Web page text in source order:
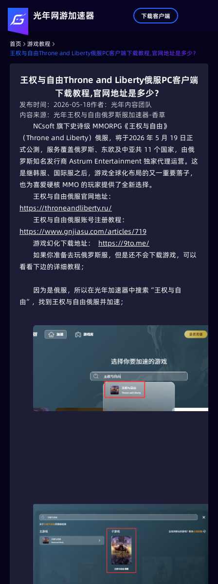
光年网游加速器 下载客户端
首页
游戏教程
王权与自由Throne and Liberty俄服PC客户端下载教程,官网地址是多少？
王权与自由Throne and Liberty俄服PC客户端
下载教程,官网地址是多少？
发布时间：2026-05-18作者：光年内容团队
内容来源：光年王权与自由俄罗斯服加速器-香草
NCsoft 旗下史诗级 MMORPG《王权与自由》
（Throne and Liberty）俄服，将于2026 年 5 月 19 日正
式公测，服务覆盖俄罗斯、东欧及中亚共 11 个国家，由俄
罗斯知名发行商 Astrum Entertainment 独家代理运营。这
是继韩服、国际服之后，游戏全球化布局的又一重要落子，
也为喜爱硬核 MMO 的玩家提供了全新选择。
https://throneandliberty.ru/
https://www.gnjiasu.com/articles/719
游戏幻化下载地址： https://9to.me/
如果你准备去玩俄罗斯服，但是还不会下载游戏，可以
看看下边的详细教程；
因为是俄服，所以在光年加速器中搜索“王权与自
由”，找到王权与自由俄服并加速；